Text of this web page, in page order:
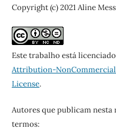
Copyright (c) 2021 Aline
Este trabalho está
Attribution-
License.
Autores que publicam
termos: